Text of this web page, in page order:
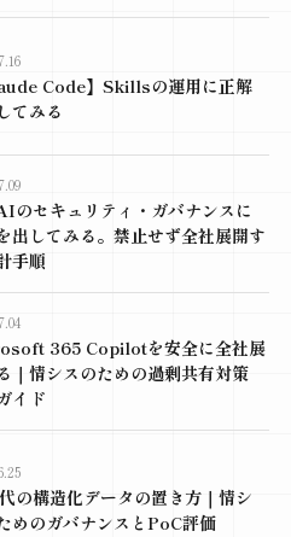
Code】Skillsの運用に正解
てみる
のセキュリティ・ガバナンスに
出してみる。禁止せず全社展開す
手順
365 Copilotを安全に全社展
｜情シスのための過剰共有対策
イド
の構造化データの置き方｜情シ
めのガバナンスとPoC評価